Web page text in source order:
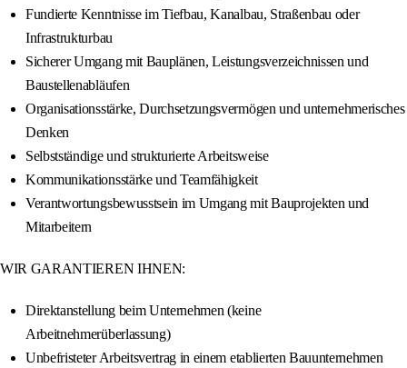
Fundierte Kenntnisse im Tiefbau, Kanalbau, Straßenbau oder
Infrastrukturbau
Sicherer Umgang mit Bauplänen, Leistungsverzeichnissen und
Baustellenabläufen
Organisationsstärke, Durchsetzungsvermögen und unternehmerisches
Denken
Selbstständige und strukturierte Arbeitsweise
Kommunikationsstärke und Teamfähigkeit
Verantwortungsbewusstsein im Umgang mit Bauprojekten und
Mitarbeitern
WIR GARANTIEREN IHNEN:
Direktanstellung beim Unternehmen (keine
Arbeitnehmerüberlassung)
Unbefristeter Arbeitsvertrag in einem etablierten Bauunternehmen